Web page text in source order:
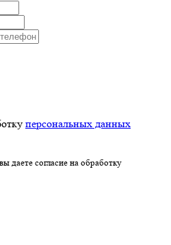
персональных данных
даете согласие на обработку